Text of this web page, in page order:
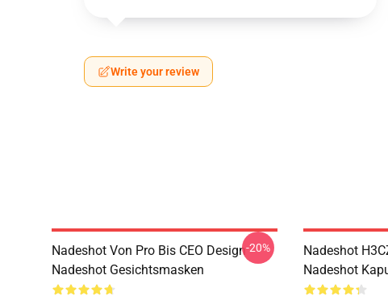
Write your review
Nadeshot Von Pro Bis CEO Design
Nadeshot Gesichtsmasken
-20%
Nadeshot
Nadeshot